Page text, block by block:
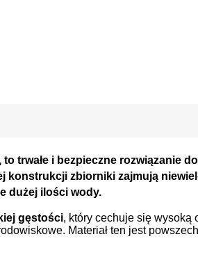
to trwałe i bezpieczne rozwiązanie
zbiorniki zajmują
dużej ilości wody.
gęstości, który cechuje się wysoką
Materiał ten jest